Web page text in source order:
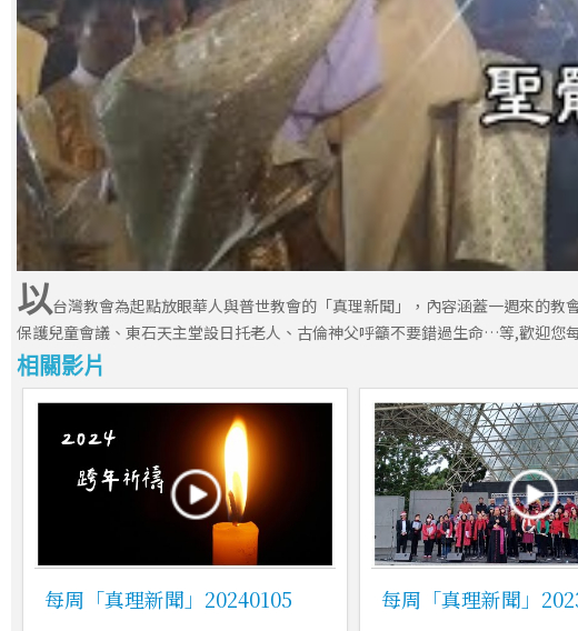
以台灣教會為起點放眼華人與普世教會的「真理新聞」，內容涵蓋一週來的
保護兒童會議、東石天主堂設日托老人、古倫神父呼籲不要錯過生命…等,歡迎您
相關影片
每周「真理新聞」20240105 每周「真理新聞」